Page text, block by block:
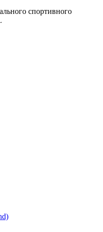
спортивного